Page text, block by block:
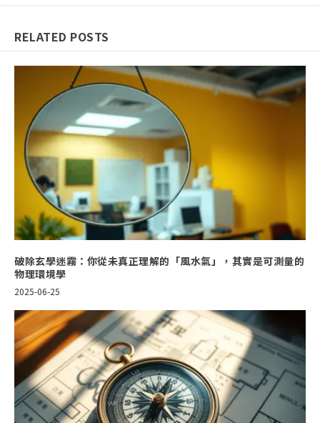
RELATED POSTS
破除玄學迷霧：你從未真正理解的「風水氣」，其實是可測量的
物理環境學
2025-06-25